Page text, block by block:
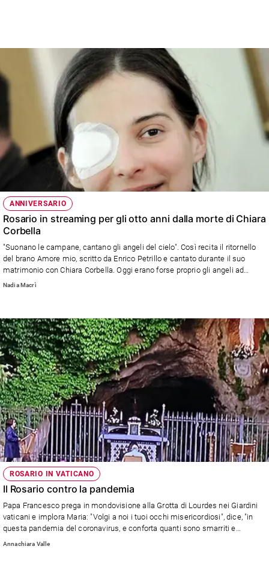
ANNIVERSARIO
Rosario in streaming per gli otto anni dalla morte di Chiara
Corbella
"Suonano le campane, cantano gli angeli del cielo". Così recita il ritornello
del brano Amore mio, scritto da Enrico Petrillo e cantato durante il suo
matrimonio con Chiara Corbella. Oggi erano forse proprio gli angeli ad
accompagnare la voce appassionata di lui, seduto su una gradinata della
della porta accanto”, come l’ha definita il cardinale vicario Angelo De
Donatis durante la cerimonia di inizio della fase diocesana della causa di
beatificazione. Chiara è morta di tumore a soli 28 anni, limitando le cure
che avrebbero messo a rischio la vita del bimbo che portava in grembo.
Nadia Macrì
ROSARIO IN VATICANO
Il Rosario contro la pandemia
Papa Francesco prega in mondovisione alla Grotta di Lourdes nei Giardini
vaticani e implora Maria: "Volgi a noi i tuoi occhi misericordiosi", dice, "in
questa pandemia del coronavirus, e conforta quanti sono smarriti e
piangenti per i loro cari morti, sepolti a volte in un modo che ferisce
Annachiara Valle